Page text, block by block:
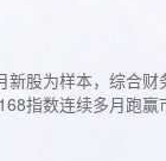
股为样本，综合
指数连续多月跑